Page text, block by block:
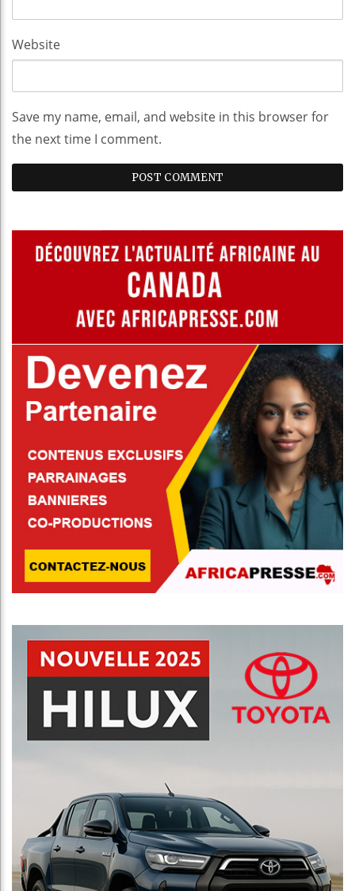
Website
Save my name, email, and website in this browser for
the next time I comment.